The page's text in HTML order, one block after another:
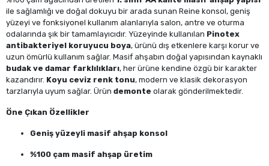
ile sağlamlığı ve doğal dokuyu bir arada sunan Reine konsol, geniş
yüzeyi ve fonksiyonel kullanım alanlarıyla salon, antre ve oturma
odalarında şık bir tamamlayıcıdır. Yüzeyinde kullanılan Pinotex
antibakteriyel koruyucu boya, ürünü dış etkenlere karşı korur ve
uzun ömürlü kullanım sağlar. Masif ahşabın doğal yapısından kaynaklı
budak ve damar farklılıkları, her ürüne kendine özgü bir karakter
kazandırır. Koyu ceviz renk tonu, modern ve klasik dekorasyon
tarzlarıyla uyum sağlar. Ürün demonte olarak gönderilmektedir.
Öne Çıkan Özellikler
Geniş yüzeyli masif ahşap konsol
%100 çam masif ahşap üretim